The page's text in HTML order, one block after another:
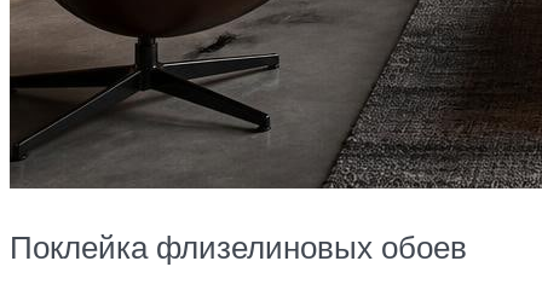
Поклейка флизелиновых обоев